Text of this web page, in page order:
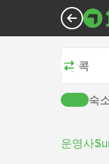
방콕
숙
운영사